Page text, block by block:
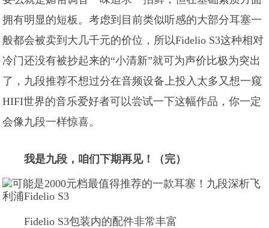
拥有明显的短板。考虑到目前类似听感的大部分耳塞一
般都会被卖到大几千元的价位，所以Fidelio S3这种相对
冷门还没有被抄起来的“小清新”就可为声价比极为突出
了，九段推荐不想过分在音频设备上投入太多又想一窥
HIFI世界的音乐爱好者可以尝试一下这幅作品，你一定
会像九段一样惊喜。
我是九段，咱们下期再见！（完）
Fidelio S3包装内的配件非常丰富